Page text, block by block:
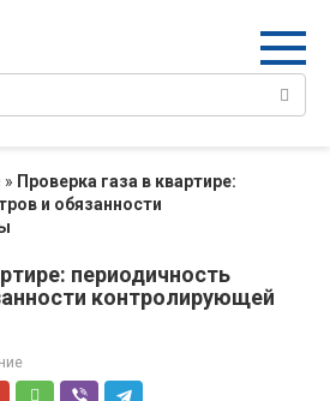
» Проверка газа в квартире:
и обязанности
периодичность
контролирующей